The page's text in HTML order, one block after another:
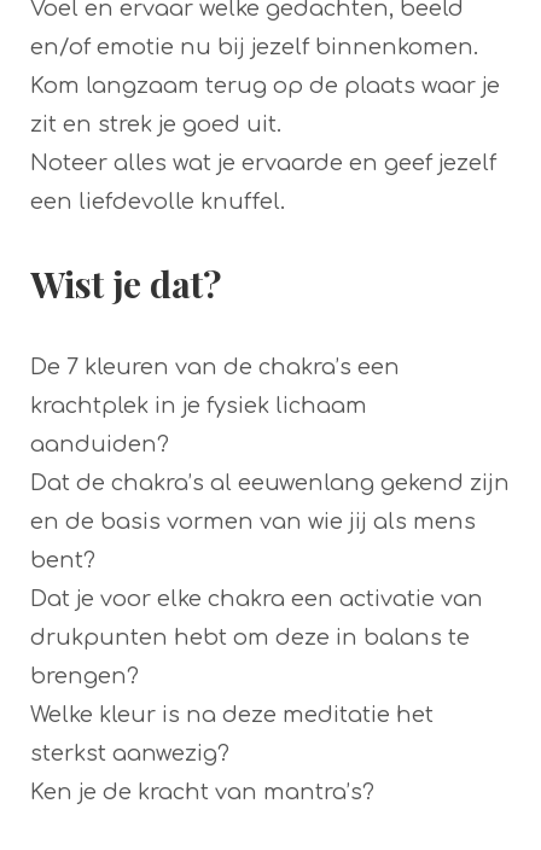
Voel en ervaar welke gedachten, beeld
en/of emotie nu bij jezelf binnenkomen.
Kom langzaam terug op de plaats waar je
zit en strek je goed uit.
Noteer alles wat je ervaarde en geef jezelf
een liefdevolle knuffel.
Wist je dat?
De 7 kleuren van de chakra’s een
krachtplek in je fysiek lichaam
aanduiden?
Dat de chakra’s al eeuwenlang gekend zijn
en de basis vormen van wie jij als mens
bent?
Dat je voor elke chakra een activatie van
drukpunten hebt om deze in balans te
brengen?
Welke kleur is na deze meditatie het
sterkst aanwezig?
Ken je de kracht van mantra’s?